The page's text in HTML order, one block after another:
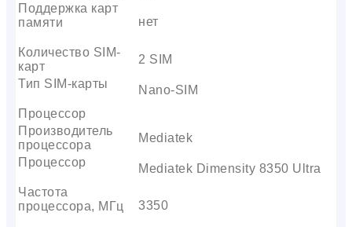
Поддержка карт
памяти
нет
Количество SIM-
карт
2 SIM
Тип SIM-карты
Nano-SIM
Процессор
Производитель
процессора
Mediatek
Процессор
Mediatek Dimensity 8350 Ultra
Частота
процессора, МГц
3350